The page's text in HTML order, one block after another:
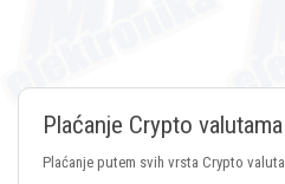
Plaćanje Crypto valutama
Plaćanje putem svih vrsta Crypto valuta